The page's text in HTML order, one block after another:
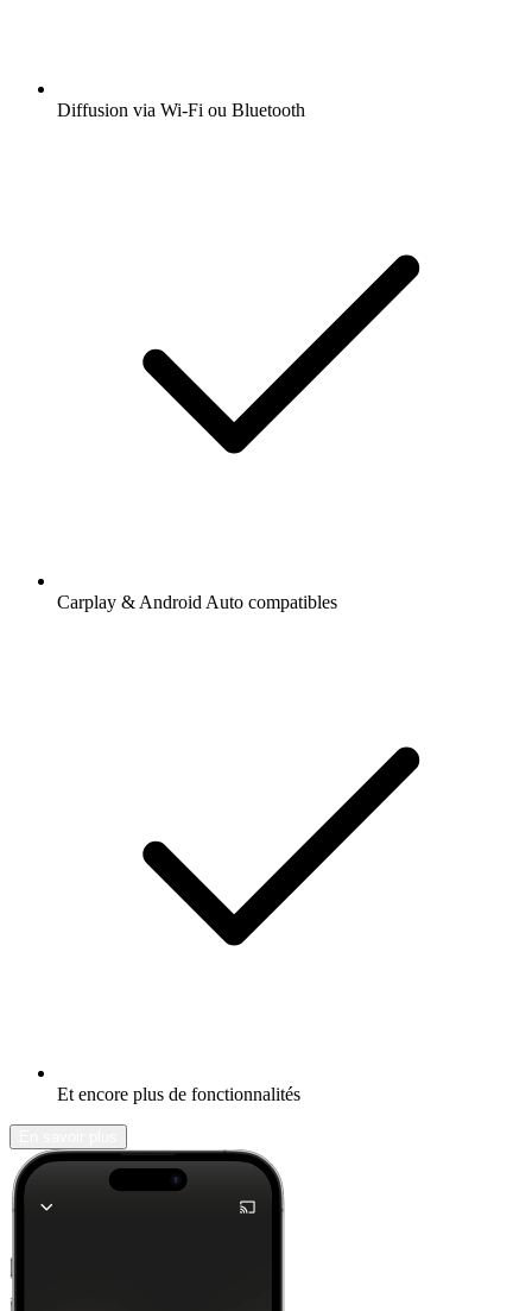
Diffusion via Wi-Fi ou Bluetooth
Carplay & Android Auto compatibles
Et encore plus de fonctionnalités